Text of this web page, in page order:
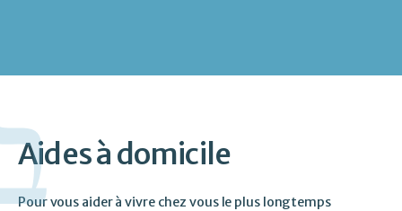
Aides à domicile
Pour vous aider à vivre chez vous le plus longtemps